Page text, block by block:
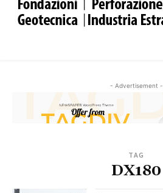
- Advertisement -
TAG
DX180